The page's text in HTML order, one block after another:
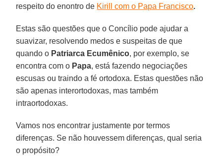
respeito do enontro de Kirill com o Papa Francisco.
Estas são questões que o Concílio pode ajudar a
suavizar, resolvendo medos e suspeitas de que
quando o Patriarca Ecumênico, por exemplo, se
encontra com o Papa, está fazendo negociações
escusas ou traindo a fé ortodoxa. Estas questões não
são apenas interortodoxas, mas também
intraortodoxas.
Vamos nos encontrar justamente por termos
diferenças. Se não houvessem diferenças, qual seria
o propósito?